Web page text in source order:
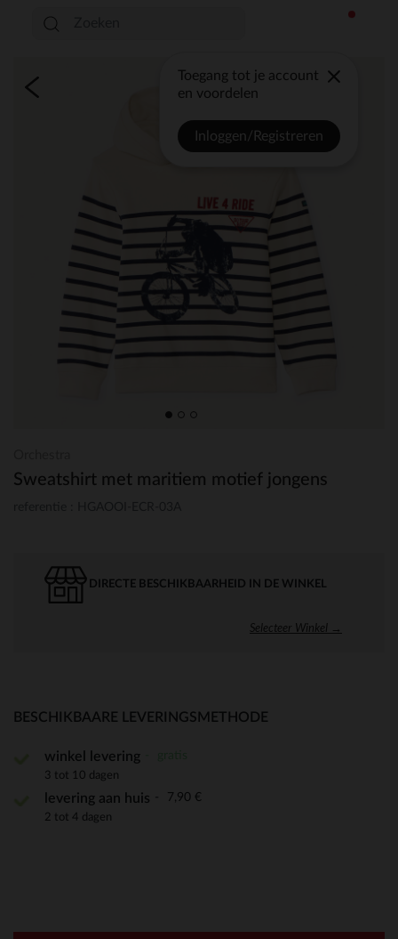
Toegang tot je account
en voordelen
Inloggen/Registreren
Sweatshirt met maritiem motief jongens
DIRECTE BESCHIKBAARHEID IN DE WINKEL
Selecteer Winkel →
BESCHIKBAARE LEVERINGSMETHODE
winkel levering
3 tot 10 dagen
levering aan huis 7,90 €
2 tot 4 dagen